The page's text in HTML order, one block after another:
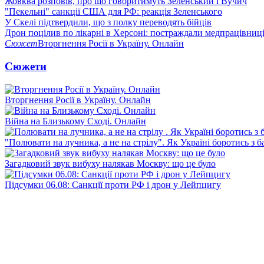
"Пекельні" санкції США для РФ: реакція Зеленського
У Скелі підтвердили, що з полку переводять бійців
Дрон поцілив по лікарні в Херсоні: постраждали медпрацівниці
СюжетВторгнення Росії в Україну. Онлайн
Сюжети
Вторгнення Росії в Україну. Онлайн
Війна на Близькому Сході. Онлайн
"Полювати на лучника, а не на стрілу". Як Україні боротись з
Загадковий звук вибуху налякав Москву: що це було
Підсумки 06.08: Санкції проти РФ і дрон у Лейпцигу